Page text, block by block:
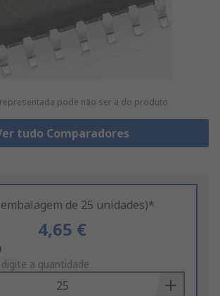
pode não ser a do produto
tudo Comparadores
de 25 unidades)*
4,65 €
a quantidade